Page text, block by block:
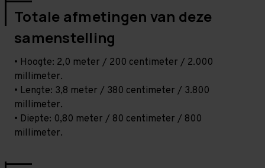
Totale afmetingen van deze
samenstelling
• Hoogte: 2,0 meter / 200 centimeter / 2.000
millimeter.
• Lengte: 3,8 meter / 380 centimeter / 3.800
millimeter.
• Diepte: 0,80 meter / 80 centimeter / 800
millimeter.